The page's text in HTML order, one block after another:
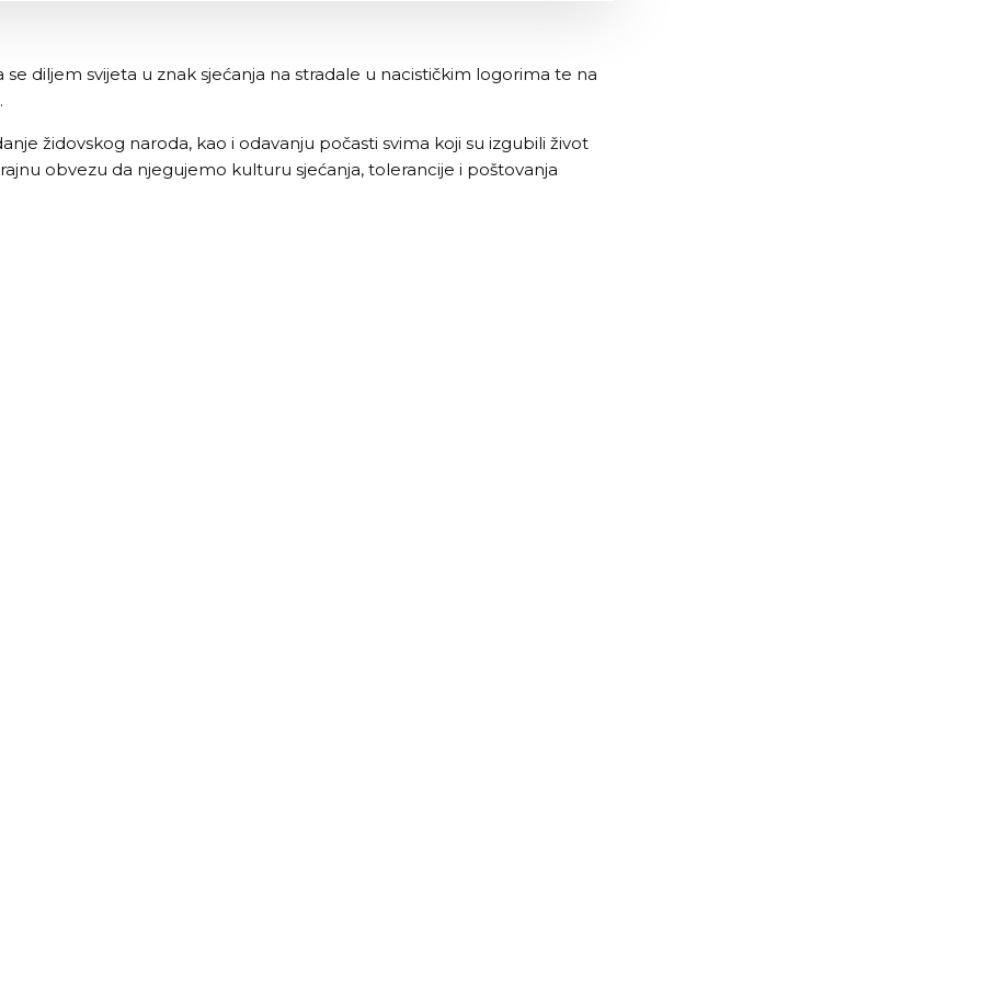
diljem svijeta u znak sjećanja na stradale u nacističkim logorima te na
židovskog naroda, kao i odavanju počasti svima koji su izgubili život
obvezu da njegujemo kulturu sjećanja, tolerancije i poštovanja